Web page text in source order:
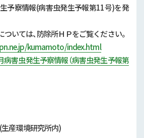
予察情報(病害虫発生予報第11号)を発
いては、防除所ＨＰをご覧ください。
kumamoto/index.html
病害虫発生予察情報（病害虫発生予報第
産環境研究所内)